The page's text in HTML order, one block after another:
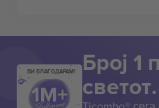
ВИ БЛАГОДАРАМ! Број 1
светот.